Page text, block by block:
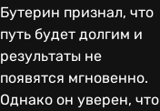
Бутерин признал, что
путь будет долгим и
результаты не
появятся мгновенно.
Однако он уверен, что